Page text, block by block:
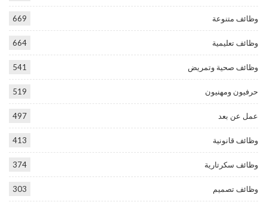
وظائف متنوعة 669
وظائف تعليمية 664
وظائف صحية وتمريض 541
حرفيون ومهنيون 519
عمل عن بعد 497
وظائف قانونية 413
وظائف سكرتارية 374
وظائف تصميم 303